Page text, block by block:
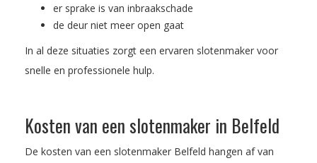
er sprake is van inbraakschade
de deur niet meer open gaat
In al deze situaties zorgt een ervaren slotenmaker voor
snelle en professionele hulp.
Kosten van een slotenmaker in Belfeld
De kosten van een slotenmaker Belfeld hangen af van